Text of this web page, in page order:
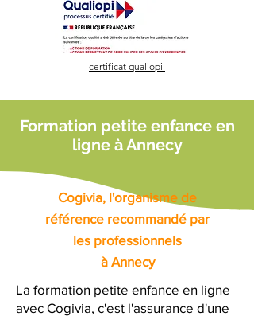
certificat qualiopi
Formation petite enfance en
ligne à Annecy
Cogivia, l'organisme de
référence recommandé par
les professionnels
à Annecy
La formation petite enfance en ligne
avec Cogivia, c'est l'assurance d'une